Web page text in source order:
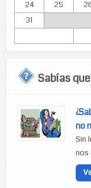
24
25
31
Sabías
no
Sin
nos